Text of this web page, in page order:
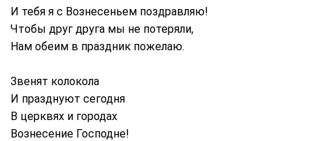
И тебя я с Вознесеньем поздравляю!
Чтобы друг друга мы не потеряли,
Нам обеим в праздник пожелаю.
Звенят колокола
И празднуют сегодня
В церквях и городах
Вознесение Господне!